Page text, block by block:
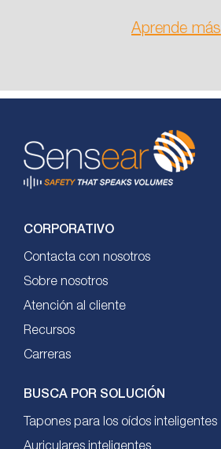
Aprende más
CORPORATIVO
Contacta con nosotros
Sobre nosotros
Atención al cliente
Recursos
Carreras
BUSCA POR SOLUCIÓN
Tapones para los oídos inteligentes
Auriculares inteligentes